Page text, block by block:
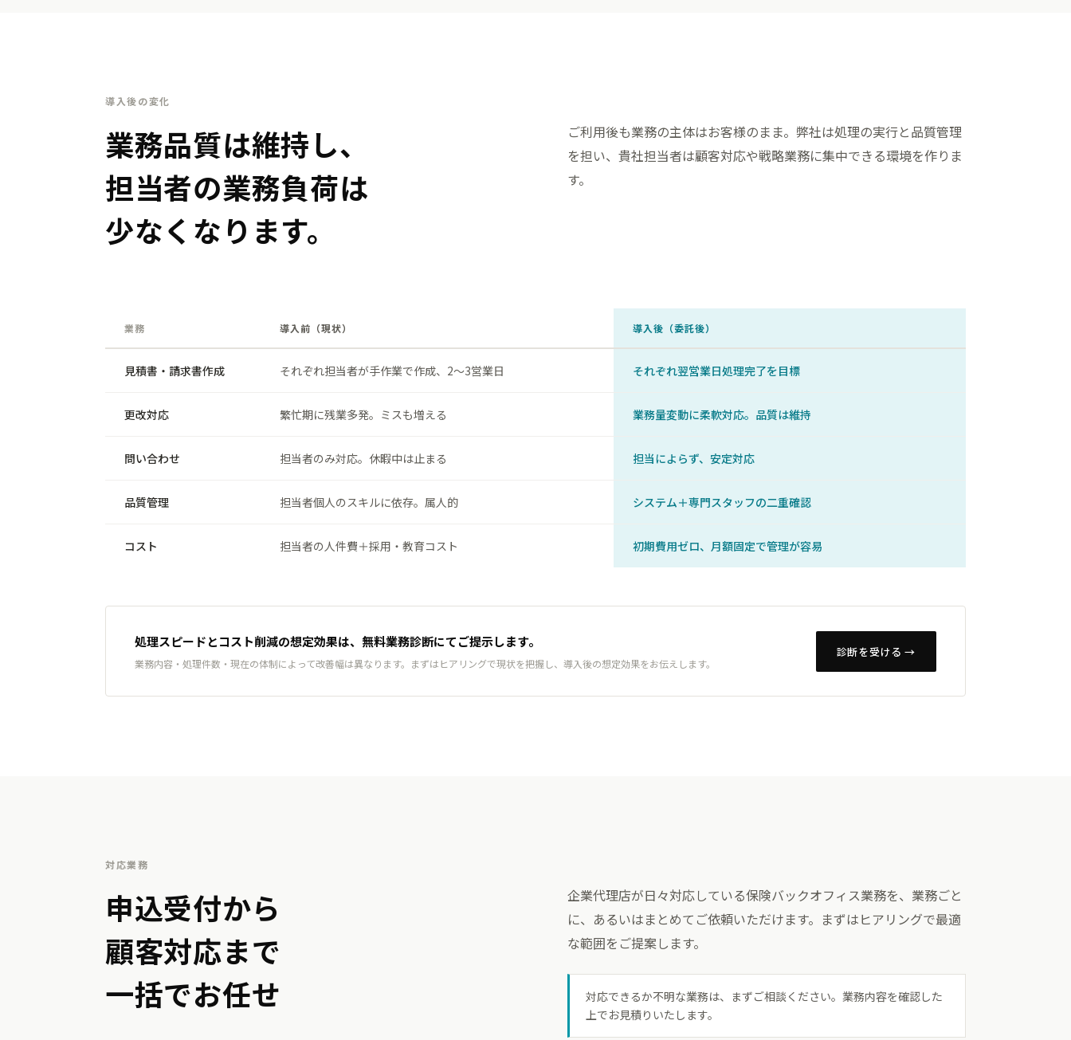
導入後の変化
業務品質は維持し、
担当者の業務負荷は
少なくなります。
ご利用後も業務の主体はお客様のまま。弊社は処理の実行と品質管理
を担い、貴社担当者は顧客対応や戦略業務に集中できる環境を作りま
す。
業務 導入前（現状） 導入後（委託後）
見積書・請求書作成 それぞれ担当者が手作業で作成、2〜3営業日 それぞれ翌営業日処理完了を目標
更改対応 繁忙期に残業多発。ミスも増える 業務量変動に柔軟対応。品質は維持
問い合わせ 担当者のみ対応。休暇中は止まる 担当によらず、安定対応
品質管理 担当者個人のスキルに依存。属人的 システム＋専門スタッフの二重確認
コスト 担当者の人件費＋採用・教育コスト 初期費用ゼロ、月額固定で管理が容易
処理スピードとコスト削減の想定効果は、無料業務診断にてご提示します。
業務内容・処理件数・現在の体制によって改善幅は異なります。まずはヒアリングで現状を把握し、導入後の想定効果をお伝えします。
診断を受ける →
対応業務
申込受付から
顧客対応まで
一括でお任せ
企業代理店が日々対応している保険バックオフィス業務を、業務ごと
に、あるいはまとめてご依頼いただけます。まずはヒアリングで最適
な範囲をご提案します。
対応できるか不明な業務は、まずご相談ください。業務内容を確認した
上でお見積りいたします。